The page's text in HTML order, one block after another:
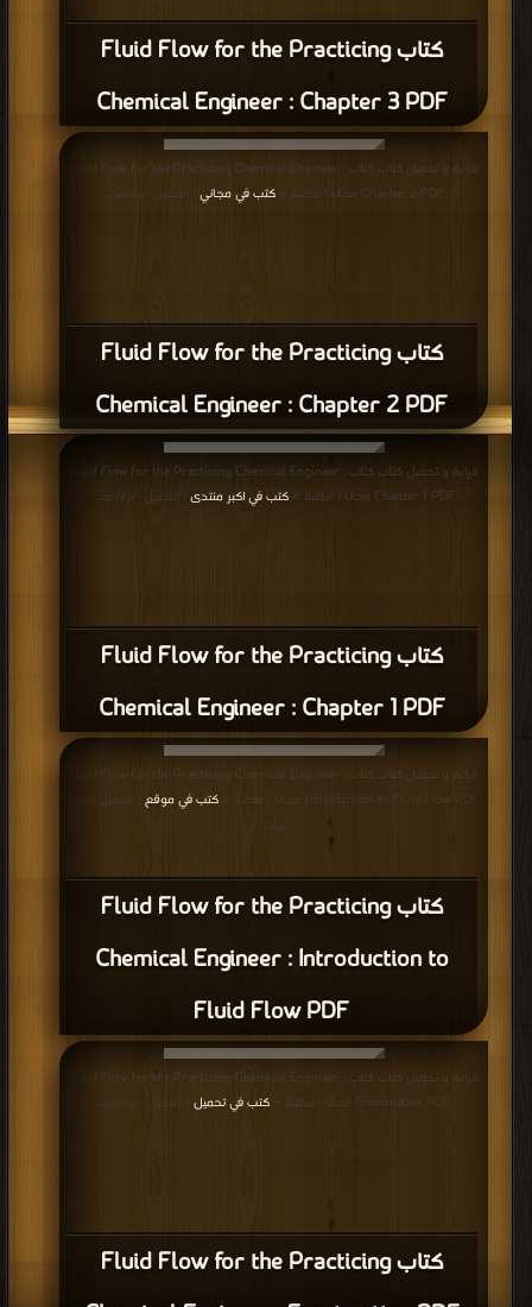
كتاب Fluid Flow for the Practicing
Chemical Engineer : Chapter 3 PDF
كتاب Fluid Flow for the Practicing
Chemical Engineer : Chapter 2 PDF
قراءة و تحميل كتاب كتاب Fluid Flow for the Practicing Chemical Engineer :
Chapter 2 PDF مجانا | مكتبة >
كتب في مجاني | التحميل : مرة/مرات
كتاب Fluid Flow for the Practicing
Chemical Engineer : Chapter 1 PDF
قراءة و تحميل كتاب كتاب Fluid Flow for the Practicing Chemical Engineer :
Chapter 1 PDF مجانا | مكتبة >
كتب في اكبر منتدى | التحميل : مرة/مرات
كتاب Fluid Flow for the Practicing
Chemical Engineer : Introduction to
Fluid Flow PDF
قراءة و تحميل كتاب كتاب Fluid Flow for the Practicing Chemical Engineer :
Introduction to Fluid Flow PDF مجانا | مكتبة >
كتب في موقع
| التحميل : مرة/
مرات
كتاب Fluid Flow for the Practicing
قراءة و تحميل كتاب كتاب Fluid Flow for the Practicing Chemical Engineer :
Frontmatter PDF مجانا | مكتبة >
كتب في تحميل | التحميل : مرة/مرات